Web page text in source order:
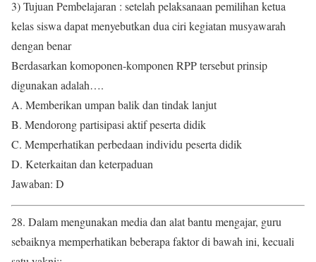
3) Tujuan Pembelajaran : setelah pelaksanaan pemilihan ketua
kelas siswa dapat menyebutkan dua ciri kegiatan musyawarah
dengan benar
Berdasarkan komoponen-komponen RPP tersebut prinsip
digunakan adalah….
A. Memberikan umpan balik dan tindak lanjut
B. Mendorong partisipasi aktif peserta didik
C. Memperhatikan perbedaan individu peserta didik
D. Keterkaitan dan keterpaduan
Jawaban: D
28. Dalam mengunakan media dan alat bantu mengajar, guru
sebaiknya memperhatikan beberapa faktor di bawah ini, kecuali